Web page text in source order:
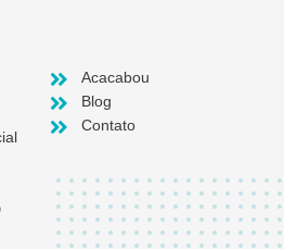
Acacabou
Blog
Contato